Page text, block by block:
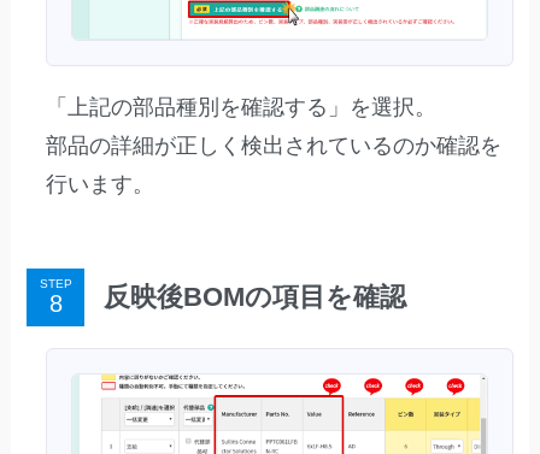
「上記の部品種別を確認する」を選択。
部品の詳細が正しく検出されているのか確認を
行います。
STEP 反映後BOMの項目を確認